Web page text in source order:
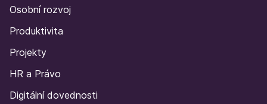
Osobní rozvoj
Produktivita
Projekty
HR a Právo
Digitální dovednosti